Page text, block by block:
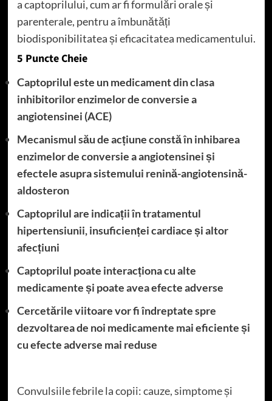
a captoprilului, cum ar fi formulări orale și
parenterale, pentru a îmbunătăți
biodisponibilitatea și eficacitatea medicamentului.
5 Puncte Cheie
Captoprilul este un medicament din clasa
inhibitorilor enzimelor de conversie a
angiotensinei (ACE)
Mecanismul său de acțiune constă în inhibarea
enzimelor de conversie a angiotensinei și
efectele asupra sistemului renină-angiotensină-
aldosteron
Captoprilul are indicații în tratamentul
hipertensiunii, insuficienței cardiace și altor
afecțiuni
Captoprilul poate interacționa cu alte
medicamente și poate avea efecte adverse
Cercetările viitoare vor fi îndreptate spre
dezvoltarea de noi medicamente mai eficiente și
cu efecte adverse mai reduse
Convulsiile febrile la copii: cauze, simptome și